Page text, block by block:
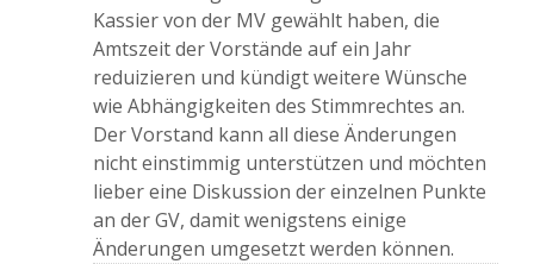
Kassier von der MV gewählt haben, die
Amtszeit der Vorstände auf ein Jahr
reduizieren und kündigt weitere Wünsche
wie Abhängigkeiten des Stimmrechtes an.
Der Vorstand kann all diese Änderungen
nicht einstimmig unterstützen und möchten
lieber eine Diskussion der einzelnen Punkte
an der GV, damit wenigstens einige
Änderungen umgesetzt werden können.